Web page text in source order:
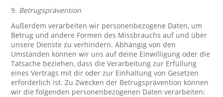
9. Betrugsprävention
Außerdem verarbeiten wir personenbezogene Daten, um
Betrug und andere Formen des Missbrauchs auf und über
unsere Dienste zu verhindern. Abhängig von den
Umständen können wir uns auf deine Einwilligung oder die
Tatsache beziehen, dass die Verarbeitung zur Erfüllung
eines Vertrags mit dir oder zur Einhaltung von Gesetzen
erforderlich ist. Zu Zwecken der Betrugsprävention können
wir die folgenden personenbezogenen Daten verarbeiten: